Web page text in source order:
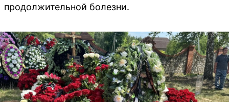
продолжительной болезни.